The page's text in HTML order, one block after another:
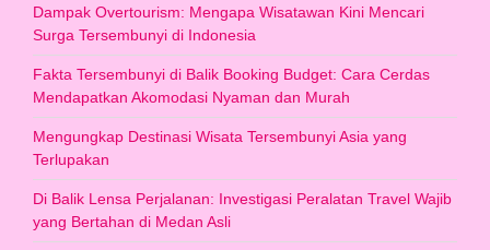
Dampak Overtourism: Mengapa Wisatawan Kini Mencari
Surga Tersembunyi di Indonesia
Fakta Tersembunyi di Balik Booking Budget: Cara Cerdas
Mendapatkan Akomodasi Nyaman dan Murah
Mengungkap Destinasi Wisata Tersembunyi Asia yang
Terlupakan
Di Balik Lensa Perjalanan: Investigasi Peralatan Travel Wajib
yang Bertahan di Medan Asli